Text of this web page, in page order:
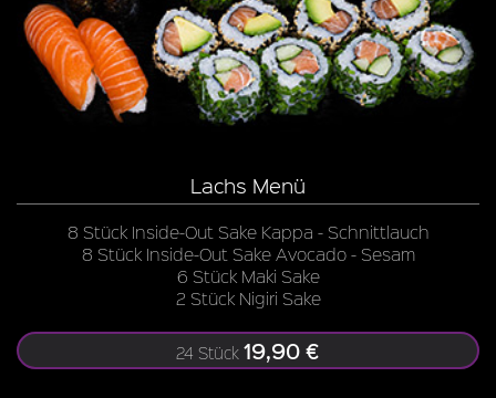
Lachs Menü
8 Stück Inside-Out Sake Kappa - Schnittlauch
8 Stück Inside-Out Sake Avocado - Sesam
6 Stück Maki Sake
2 Stück Nigiri Sake
24 Stück 19,90 €